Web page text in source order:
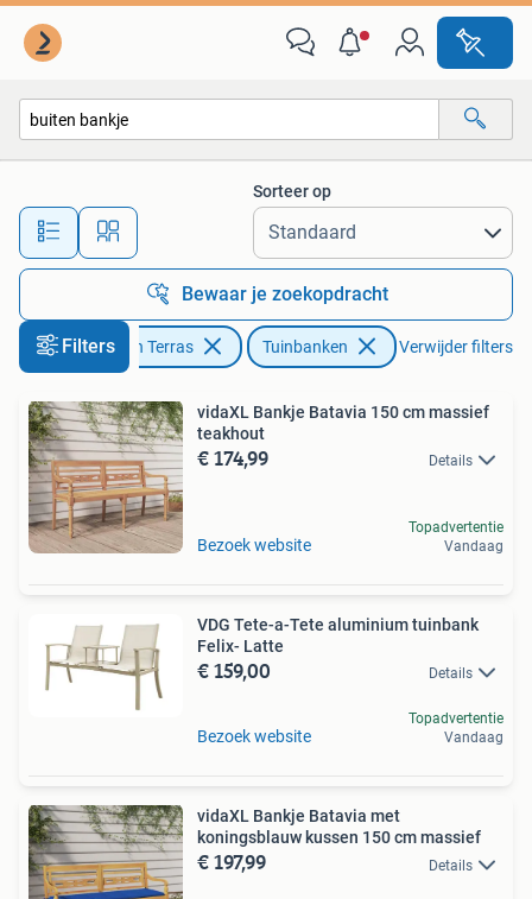
Alle afstanden…
Sorteer op
Bewaar je zoekopdracht
FiltersTuin en Terras Tuinbanken Verwijder filters
vidaXL Bankje Batavia 150 cm massief
teakhout
€ 174,99 Details
Bezoek website
Topadvertentie
Vandaag
VDG Tete-a-Tete aluminium tuinbank
Felix- Latte
€ 159,00 Details
Bezoek website
Topadvertentie
Vandaag
vidaXL Bankje Batavia met
koningsblauw kussen 150 cm massief
€ 197,99 Details